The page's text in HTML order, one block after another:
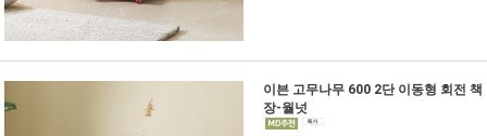
이븐 고무나무 600 2단 이동형 회전 책
장-월넛